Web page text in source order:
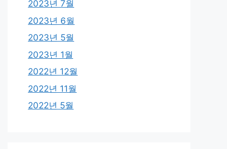
2023년 7월
2023년 6월
2023년 5월
2023년 1월
2022년 12월
2022년 11월
2022년 5월